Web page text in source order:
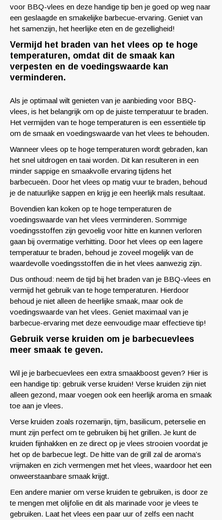
voor BBQ-vlees en deze handige tip ben je goed op weg naar
een geslaagde en smakelijke barbecue-ervaring. Geniet van
het samenzijn, het heerlijke eten en de gezelligheid!
Vermijd het braden van het vlees op te hoge
temperaturen, omdat dit de smaak kan
verpesten en de voedingswaarde kan
verminderen.
Als je optimaal wilt genieten van je aanbieding voor BBQ-
vlees, is het belangrijk om op de juiste temperatuur te braden.
Het vermijden van te hoge temperaturen is een essentiële tip
om de smaak en voedingswaarde van het vlees te behouden.
Wanneer vlees op te hoge temperaturen wordt gebraden, kan
het snel uitdrogen en taai worden. Dit kan resulteren in een
minder sappige en smaakvolle ervaring tijdens het
barbecueën. Door het vlees op matig vuur te braden, behoud
je de natuurlijke sappen en krijg je een heerlijk mals resultaat.
Bovendien kan koken op te hoge temperaturen de
voedingswaarde van het vlees verminderen. Sommige
voedingsstoffen zijn gevoelig voor hitte en kunnen verloren
gaan bij overmatige verhitting. Door het vlees op een lagere
temperatuur te braden, behoud je zoveel mogelijk van de
waardevolle voedingsstoffen die in het vlees aanwezig zijn.
Dus onthoud: neem de tijd bij het braden van je BBQ-vlees en
vermijd het gebruik van te hoge temperaturen. Hierdoor
behoud je niet alleen de heerlijke smaak, maar ook de
voedingswaarde van het vlees. Geniet maximaal van je
barbecue-ervaring met deze eenvoudige maar effectieve tip!
Gebruik verse kruiden om je barbecuevlees
meer smaak te geven.
Wil je je barbecuevlees een extra smaakboost geven? Hier is
een handige tip: gebruik verse kruiden! Verse kruiden zijn niet
alleen gezond, maar voegen ook een heerlijk aroma en smaak
toe aan je vlees.
Verse kruiden zoals rozemarijn, tijm, basilicum, peterselie en
munt zijn perfect om te gebruiken bij het grillen. Je kunt de
kruiden fijnhakken en ze direct op je vlees strooien voordat je
het op de barbecue legt. De hitte van de grill zal de aroma’s
vrijmaken en zich vermengen met het vlees, waardoor het een
onweerstaanbare smaak krijgt.
Een andere manier om verse kruiden te gebruiken, is door ze
te mengen met olijfolie en dit als marinade voor je vlees te
gebruiken. Laat het vlees een paar uur of zelfs een nacht